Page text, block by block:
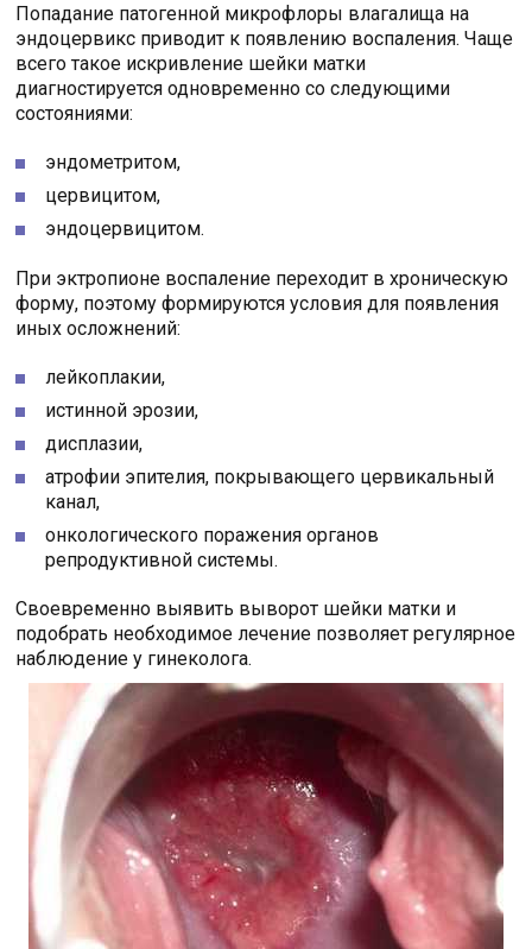
Попадание патогенной микрофлоры влагалища на
эндоцервикс приводит к появлению воспаления. Чаще
всего такое искривление шейки матки
диагностируется одновременно со следующими
состояниями:
эндометритом,
цервицитом,
эндоцервицитом.
При эктропионе воспаление переходит в хроническую
форму, поэтому формируются условия для появления
иных осложнений:
лейкоплакии,
истинной эрозии,
дисплазии,
атрофии эпителия, покрывающего цервикальный
канал,
онкологического поражения органов
репродуктивной системы.
Своевременно выявить выворот шейки матки и
подобрать необходимое лечение позволяет регулярное
наблюдение у гинеколога.